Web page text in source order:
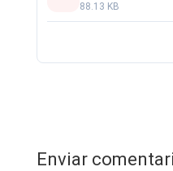
88.13 KB
Enviar